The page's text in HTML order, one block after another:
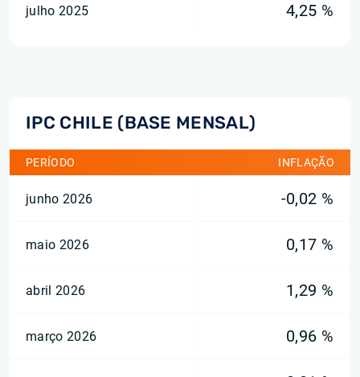
julho 2025 4,25 %
IPC CHILE (BASE MENSAL)
PERÍODO INFLAÇÃO
junho 2026 -0,02 %
maio 2026 0,17 %
abril 2026 1,29 %
março 2026 0,96 %